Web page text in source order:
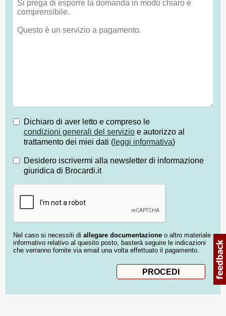
Dichiaro di aver letto e compreso le
condizioni generali del servizio e autorizzo al
trattamento dei miei dati ( leggi informativa)
Desidero iscrivermi alla newsletter di informazione
giuridica di Brocardi.it
Nel caso si necessiti di allegare documentazione o altro materiale
informativo relativo al quesito posto, basterà seguire le indicazioni
che verranno fornite via email una volta effettuato il pagamento.